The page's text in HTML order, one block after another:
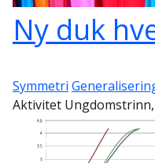
Ny duk
Symmetri
Aktivitet